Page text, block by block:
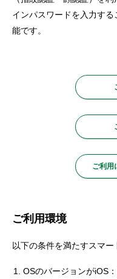
メリット
インパスワードを入力す
能です。
ご利用
ご利用環境
以下の条件を満たすスマー
OSのバージョンがiOS